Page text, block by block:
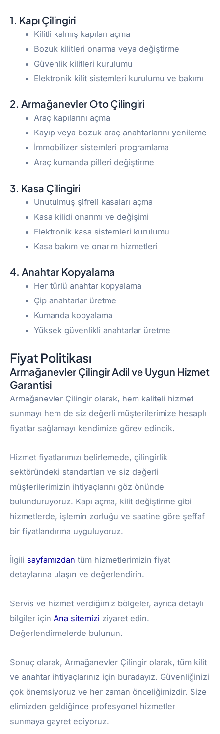
1. Kapı Çilingiri
Kilitli kalmış kapıları açma
Bozuk kilitleri onarma veya değiştirme
Güvenlik kilitleri kurulumu
Elektronik kilit sistemleri kurulumu ve bakımı
2. Armağanevler Oto Çilingiri
Araç kapılarını açma
Kayıp veya bozuk araç anahtarlarını yenileme
İmmobilizer sistemleri programlama
Araç kumanda pilleri değiştirme
3. Kasa Çilingiri
Unutulmuş şifreli kasaları açma
Kasa kilidi onarımı ve değişimi
Elektronik kasa sistemleri kurulumu
Kasa bakım ve onarım hizmetleri
4. Anahtar Kopyalama
Her türlü anahtar kopyalama
Çip anahtarlar üretme
Kumanda kopyalama
Yüksek güvenlikli anahtarlar üretme
Fiyat Politikası
Armağanevler Çilingir Adil ve Uygun Hizmet
Garantisi
Armağanevler Çilingir olarak, hem kaliteli hizmet
sunmayı hem de siz değerli müşterilerimize hesaplı
fiyatlar sağlamayı kendimize görev edindik.
Hizmet fiyatlarımızı belirlemede, çilingirlik
sektöründeki standartları ve siz değerli
müşterilerimizin ihtiyaçlarını göz önünde
bulunduruyoruz. Kapı açma, kilit değiştirme gibi
hizmetlerde, işlemin zorluğu ve saatine göre şeffaf
bir fiyatlandırma uyguluyoruz.
İlgili sayfamızdan tüm hizmetlerimizin fiyat
detaylarına ulaşın ve değerlendirin.
Servis ve hizmet verdiğimiz bölgeler, ayrıca detaylı
bilgiler için Ana sitemizi ziyaret edin.
Değerlendirmelerde bulunun.
Sonuç olarak, Armağanevler Çilingir olarak, tüm kilit
ve anahtar ihtiyaçlarınız için buradayız. Güvenliğinizi
çok önemsiyoruz ve her zaman önceliğimizdir. Size
elimizden geldiğince profesyonel hizmetler
sunmaya gayret ediyoruz.